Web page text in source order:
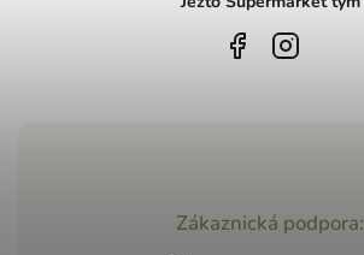
Zákaznická podpora: